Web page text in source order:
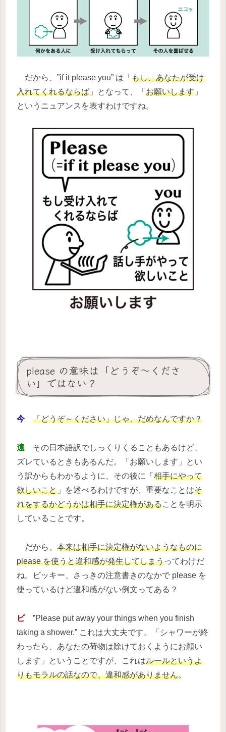
だから、”if it please you” は「 もし、あなたが受け
入れてくれるならば 」となって、「 お願いします 」
というニュアンスを表すわけですね。
please の意味は「どうぞ～くださ
い」ではない？
今 「どうぞ～ください」じゃ、だめなんですか？
遠 その日本語訳でしっくりくることもあるけど、
ズレているときもあるんだ。「お願いします」とい
う訳からもわかるように、その後に「 相手にやって
欲しいこと 」を述べるわけですが、重要なことはそ
れをするかどうかは相手に決定権があることを明示
していることです。
だから、 本来は相手に決定権がないようなものに
please を使うと違和感が発生してしまうってわけだ
ね。ビッキー、さっきの注意書きのなかで please を
使っているけど違和感がない例文ってある？
ビ”Please put away your things when you finish
taking a shower.” これは大丈夫です。「シャワーが終
わったら、あなたの荷物は除けておくようにお願い
します」ということですが、これはルールというよ
りもモラルの話なので、違和感がありません。